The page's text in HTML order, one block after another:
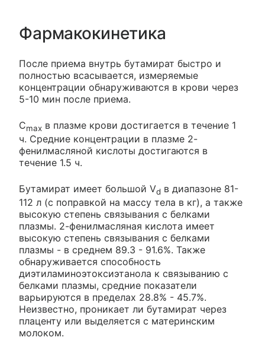
Фармакокинетика
После приема внутрь бутамират быстро и
полностью всасывается, измеряемые
концентрации обнаруживаются в крови через
5-10 мин после приема.
Сmax в плазме крови достигается в течение 1
ч. Средние концентрации в плазме 2-
фенилмасляной кислоты достигаются в
течение 1.5 ч.
Бутамират имеет большой Vd в диапазоне 81-
112 л (с поправкой на массу тела в кг), а также
высокую степень связывания с белками
плазмы. 2-фенилмасляная кислота имеет
высокую степень связывания с белками
плазмы - в среднем 89.3 - 91.6%. Также
обнаруживается способность
диэтиламиноэтоксиэтанола к связыванию с
белками плазмы, средние показатели
варьируются в пределах 28.8% - 45.7%.
Неизвестно, проникает ли бутамират через
плаценту или выделяется с материнским
молоком.